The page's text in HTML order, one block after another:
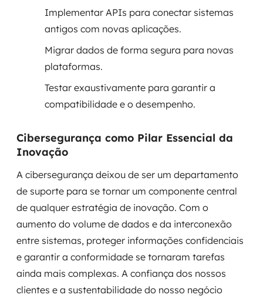
Implementar APIs para conectar sistemas
antigos com novas aplicações.
Migrar dados de forma segura para novas
plataformas.
Testar exaustivamente para garantir a
compatibilidade e o desempenho.
Cibersegurança como Pilar Essencial da
Inovação
A cibersegurança deixou de ser um departamento
de suporte para se tornar um componente central
de qualquer estratégia de inovação. Com o
aumento do volume de dados e da interconexão
entre sistemas, proteger informações confidenciais
e garantir a conformidade se tornaram tarefas
ainda mais complexas. A confiança dos nossos
clientes e a sustentabilidade do nosso negócio